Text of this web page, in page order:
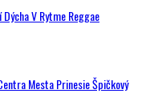
V Rytme Reggae
Mesta Prinesie Špičkový